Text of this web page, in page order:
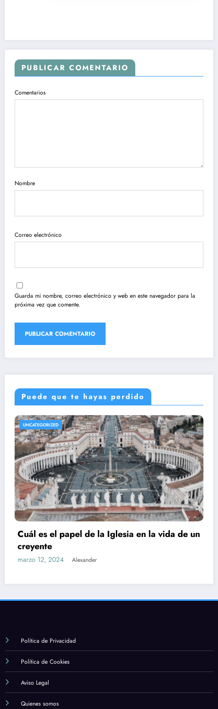
PUBLICAR COMENTARIO
Comentarios
Nombre
Correo electrónico
Guarda mi nombre, correo electrónico y web en este navegador para la
próxima vez que comente.
Puede que te hayas perdido
UNCATEGORIZED
Cuál es el papel de la Iglesia en la vida de un
creyente
marzo 12, 2024 Alexander
Política de Privacidad
Política de Cookies
Aviso Legal
Quienes somos